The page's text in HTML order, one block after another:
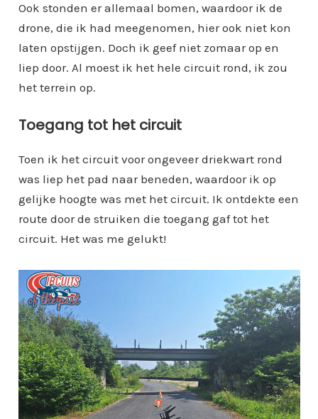
Ook stonden er allemaal bomen, waardoor ik de
drone, die ik had meegenomen, hier ook niet kon
laten opstijgen. Doch ik geef niet zomaar op en
liep door. Al moest ik het hele circuit rond, ik zou
het terrein op.
Toegang tot het circuit
Toen ik het circuit voor ongeveer driekwart rond
was liep het pad naar beneden, waardoor ik op
gelijke hoogte was met het circuit. Ik ontdekte een
route door de struiken die toegang gaf tot het
circuit. Het was me gelukt!